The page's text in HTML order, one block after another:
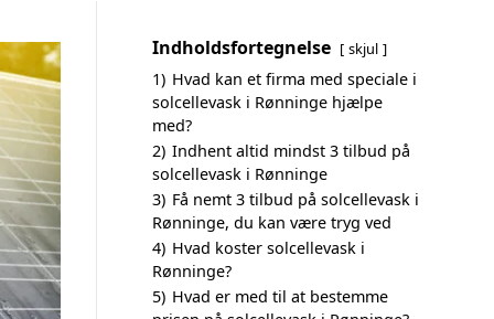
Indholdsfortegnelse skjul
1) Hvad kan et firma med speciale i
solcellevask i Rønninge hjælpe
med?
2) Indhent altid mindst 3 tilbud på
solcellevask i Rønninge
3) Få nemt 3 tilbud på solcellevask i
Rønninge, du kan være tryg ved
4) Hvad koster solcellevask i
Rønninge?
5) Hvad er med til at bestemme